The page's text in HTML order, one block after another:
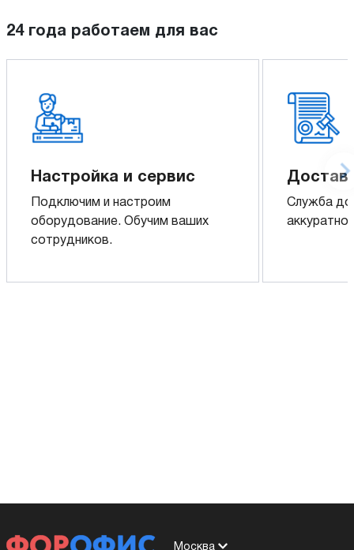
24 года работаем для вас
Настройка и сервис
Подключим и настроим
оборудование. Обучим ваших
сотрудников.
Служба
аккуратно
Москва